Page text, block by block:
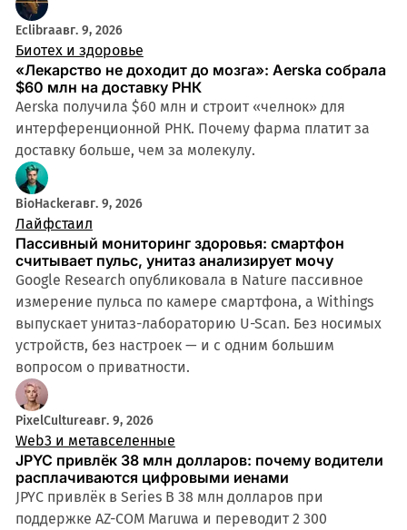
Eclibraавг. 9, 2026
Биотех и здоровье
«Лекарство не доходит до мозга»: Aerska собрала
$60 млн на доставку РНК
Aerska получила $60 млн и строит «челнок» для
интерференционной РНК. Почему фарма платит за
доставку больше, чем за молекулу.
BioHackerавг. 9, 2026
Лайфстаил
Пассивный мониторинг здоровья: смартфон
считывает пульс, унитаз анализирует мочу
Google Research опубликовала в Nature пассивное
измерение пульса по камере смартфона, а Withings
выпускает унитаз-лабораторию U-Scan. Без носимых
устройств, без настроек — и с одним большим
вопросом о приватности.
PixelCultureавг. 9, 2026
Web3 и метавселенные
JPYC привлёк 38 млн долларов: почему водители
расплачиваются цифровыми иенами
JPYC привлёк в Series B 38 млн долларов при
поддержке AZ-COM Maruwa и переводит 2 300